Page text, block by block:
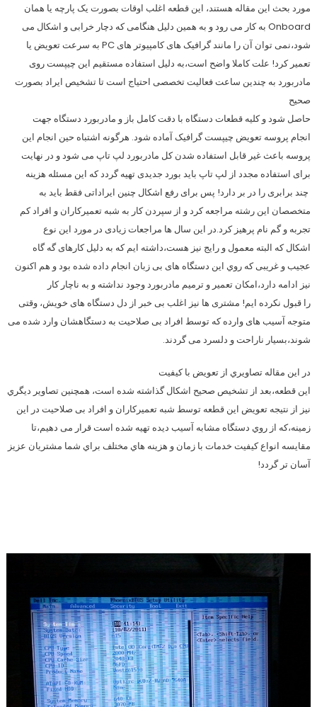
مورد بحث این مقاله هستند، این قطعه اغلب اوقات بصورت یک پارچه یا همان
Onboard به کار می رود و به همین دلیل هنگامی که دچار خرابی و اشکال می
شود،نمی توان آن را مانند گرافیک های کامپیوتر های PC به سرعت تعویض یا
تعمیر کرد! علت کاملا واضح است،به دلیل استفاده مستقیم این چیپست روی
مادربورد به چندین ساعت فعالیت تخصصی احتیاج است تا تشخیص ایراد بصورت
صحیح
حاصل شود و کلیه قطعات دستگاه با دقت کامل باز و مادربورد دستگاه جهت
انجام پروسه تعویض چیپست گرافیک آماده شود. هرگونه اشتباه حین انجام این
پروسه باعث غیر قابل استفاده شدن کل مادربورد لپ تاپ می شود و در نهایت
برای استفاده مجدد از لپ تاپ باید بورد جدیدی تهیه گردد که این مسئله هزینه
چند برابری را در بر دارد! پس برای رفع اشکال چنین ایراداتی فقط باید به
متخصصان این رشته مراجعه کرد و از سپردن کار به شبه تعمیرکاران و افراد کم
تجربه و گم نام پرهیز کرد.در این سال ها مراجعات زیادی در مورد این نوع
اشکال که البته معمول و رایج نیز هست،داشته ایم که به دلیل کارهای گه گاه
عجیب و غریبی که روي این دستگاه های بی زبان انجام داده شده بود و هم اکنون
نیز ادامه دارد،امکان تعمیر و ترمیم مادربورد وجود نداشته و به ناچار کار
را قبول نکرده ایم! مشتری ها نیز اغلب بی خبر از دل دستگاه های خویش، وقتی
متوجه آسیب های وارده که توسط افراد بی صلاحیت به دستگاهشان وارد شده می
شوند،بسیار ناراحت و دلسرد می گردند.
در اين مقاله تصاويري از تعويض با كيفيت
اين قطعه،بعد از تشخيص صحیح اشكال گذاشته شده است، همچنين تصاوير ديگري
نيز از نتيجه تعويض اين قطعه توسط شبه تعميركاران و افراد بی صلاحیت در اين
زمينه،كه از روي دستگاه مشابه آسيب ديده تهيه شده است قرار می دهیم،تا
مقايسه انواع كيفيت خدمات با زمان و هزينه هاي مختلف براي شما مشتريان عزيز
آسان تر گردد!